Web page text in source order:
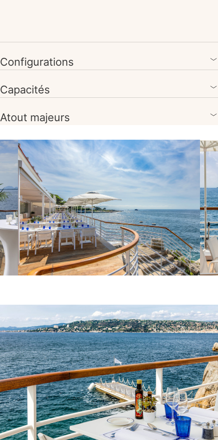
Configurations
Capacités
Atout majeurs